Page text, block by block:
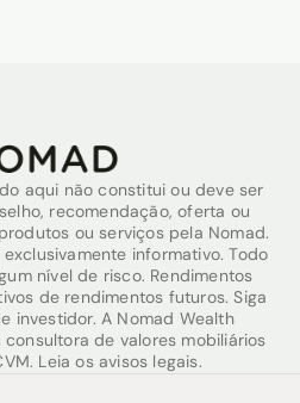
aqui não constitui ou deve ser
recomendação, oferta ou
ou serviços pela Nomad.
informativo. Todo
nível de risco. Rendimentos
de rendimentos futuros. Siga
investidor. A Nomad Wealth
de valores mobiliários
Leia os avisos legais.